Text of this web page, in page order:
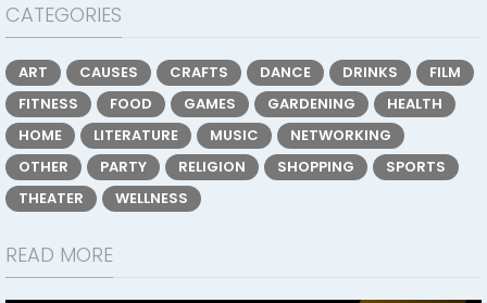
CATEGORIES
ART CAUSES CRAFTS DANCE DRINKS
FILM
FITNESS
FOOD GAMES GARDENING
HEALTH
HOME
LITERATURE MUSIC
NETWORKING
OTHER
PARTY RELIGION SHOPPING
SPORTS
THEATER
WELLNESS
READ MORE